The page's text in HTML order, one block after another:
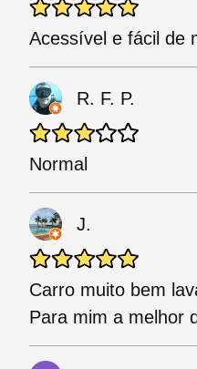
Acessível e fácil de
R. F. P.
Normal
J.
Carro muito bem
Para mim a melhor